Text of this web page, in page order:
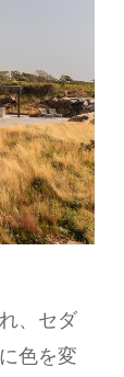
、セダ
色を変